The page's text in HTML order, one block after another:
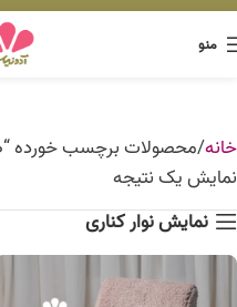
منو
خانه محصولات برچسب خورده
نمایش یک نتیجه
نمایش نوار کناری